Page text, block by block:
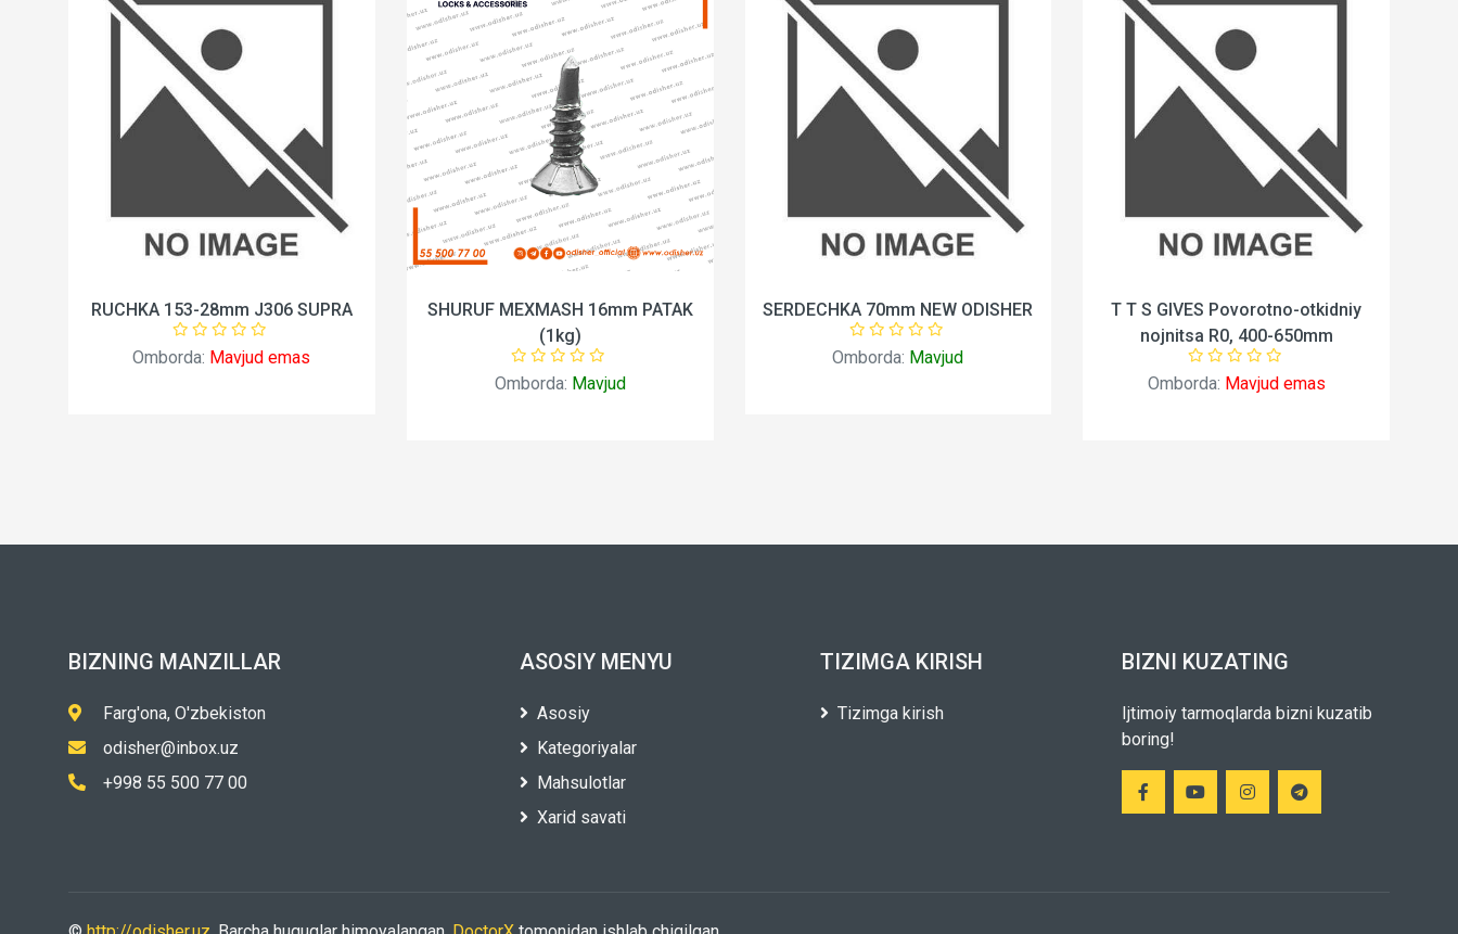
RUCHKA 153-28mm J306 SUPRA
Omborda: Mavjud emas
SHURUF MEXMASH 16mm PATAK
(1kg)
Omborda: Mavjud
SERDECHKA 70mm NEW ODISHER
Omborda: Mavjud
T T S GIVES Povorotno-otkidniy
nojnitsa R0, 400-650mm
Omborda: Mavjud emas
BIZNING MANZILLAR
Farg'ona, O'zbekiston
odisher@inbox.uz
+998 55 500 77 00
ASOSIY MENYU
Asosiy
Kategoriyalar
Mahsulotlar
Xarid savati
TIZIMGA KIRISH
Tizimga kirish
BIZNI KUZATING
Ijtimoiy tarmoqlarda bizni kuzatib
boring!